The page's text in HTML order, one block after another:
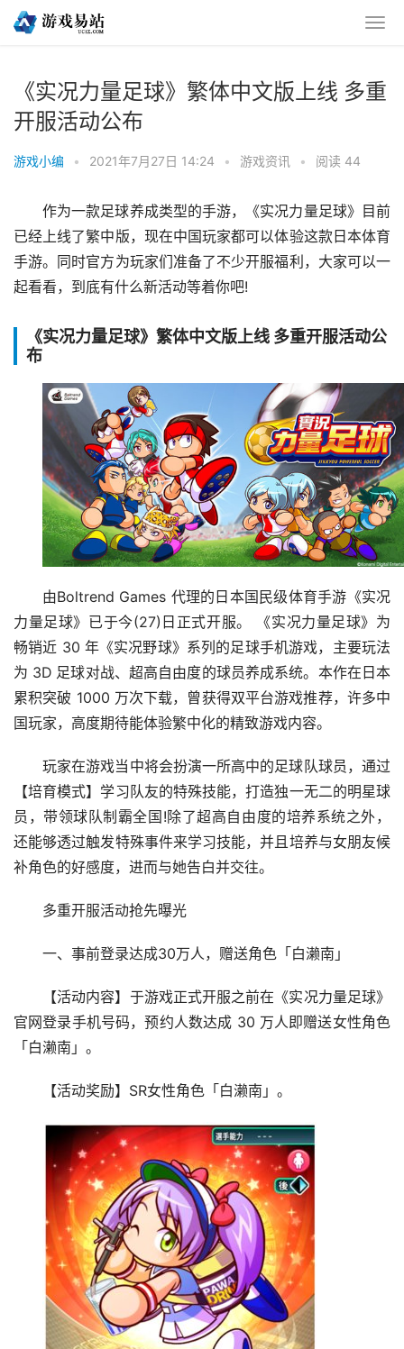
《实况力量足球》繁体中文版上线 多重
开服活动公布
游戏小编 • 2021年7月27日 14:24 • 游戏资讯 • 阅读 44
作为一款足球养成类型的手游，《实况力量足球》目前
已经上线了繁中版，现在中国玩家都可以体验这款日本体育
手游。同时官方为玩家们准备了不少开服福利，大家可以一
起看看，到底有什么新活动等着你吧!
《实况力量足球》繁体中文版上线 多重开服活动公
布
由Boltrend Games 代理的日本国民级体育手游《实况
力量足球》已于今(27)日正式开服。 《实况力量足球》为
畅销近 30 年《实况野球》系列的足球手机游戏，主要玩法
为 3D 足球对战、超高自由度的球员养成系统。本作在日本
累积突破 1000 万次下载，曾获得双平台游戏推荐，许多中
国玩家，高度期待能体验繁中化的精致游戏内容。
玩家在游戏当中将会扮演一所高中的足球队球员，通过
【培育模式】学习队友的特殊技能，打造独一无二的明星球
员，带领球队制霸全国!除了超高自由度的培养系统之外，
还能够透过触发特殊事件来学习技能，并且培养与女朋友候
补角色的好感度，进而与她告白并交往。
多重开服活动抢先曝光
一、事前登录达成30万人，赠送角色「白濑南」
【活动内容】于游戏正式开服之前在《实况力量足球》
官网登录手机号码，预约人数达成 30 万人即赠送女性角色
「白濑南」。
【活动奖励】SR女性角色「白濑南」。